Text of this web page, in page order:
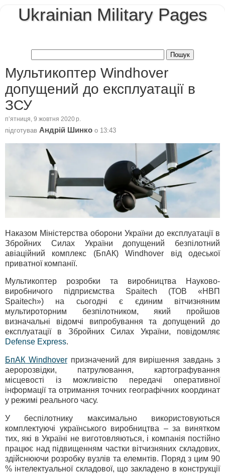
Ukrainian Military Pages
Мультикоптер Windhover
допущений до експлуатації в
ЗСУ
пʼятниця, 9 жовтня 2020 р.
підготував Андрій Шинко о 13:43
Наказом Міністерства оборони України до експлуатації в
Збройних Силах України допущений безпілотний
авіаційний комплекс (БпАК) Windhover від одеської
приватної компанії.
Мультикоптер розробки та виробництва Науково-
виробничого підприємства Spaitech (ТОВ «НВП
Spaitech») на сьогодні є єдиним вітчизняним
мультироторним безпілотником, який пройшов
визначальні відомчі випробування та допущений до
експлуатації в Збройних Силах України, повідомляє
Defense Express.
БпАК Windhoverпризначений для вирішення завдань з
аеророзвідки, патрулювання, картографування
місцевості із можливістю передачі оперативної
інформації та отримання точних географічних координат
у режимі реального часу.
У беспілотнику максимально використовуються
комплектуючі українського виробництва – за винятком
тих, які в Україні не виготовляються, і компанія постійно
працює над підвищенням частки вітчизняних складових,
здійснюючи розробку вузлів та елемнтів. Поряд з цим 90
% інтелектуальної складової, що закладено в конструкції